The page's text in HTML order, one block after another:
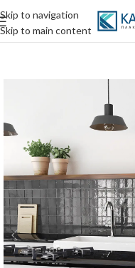
Skip to navigation
Skip to main content